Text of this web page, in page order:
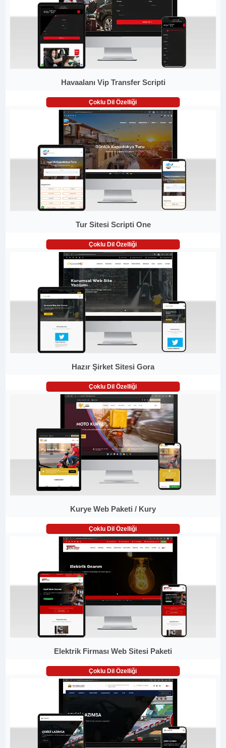
Havaalanı Vip Transfer Scripti
Çoklu Dil Özelliği
Tur Sitesi Scripti One
Çoklu Dil Özelliği
Hazır Şirket Sitesi Gora
Çoklu Dil Özelliği
Kurye Web Paketi / Kury
Çoklu Dil Özelliği
Elektrik Firması Web Sitesi Paketi
Çoklu Dil Özelliği